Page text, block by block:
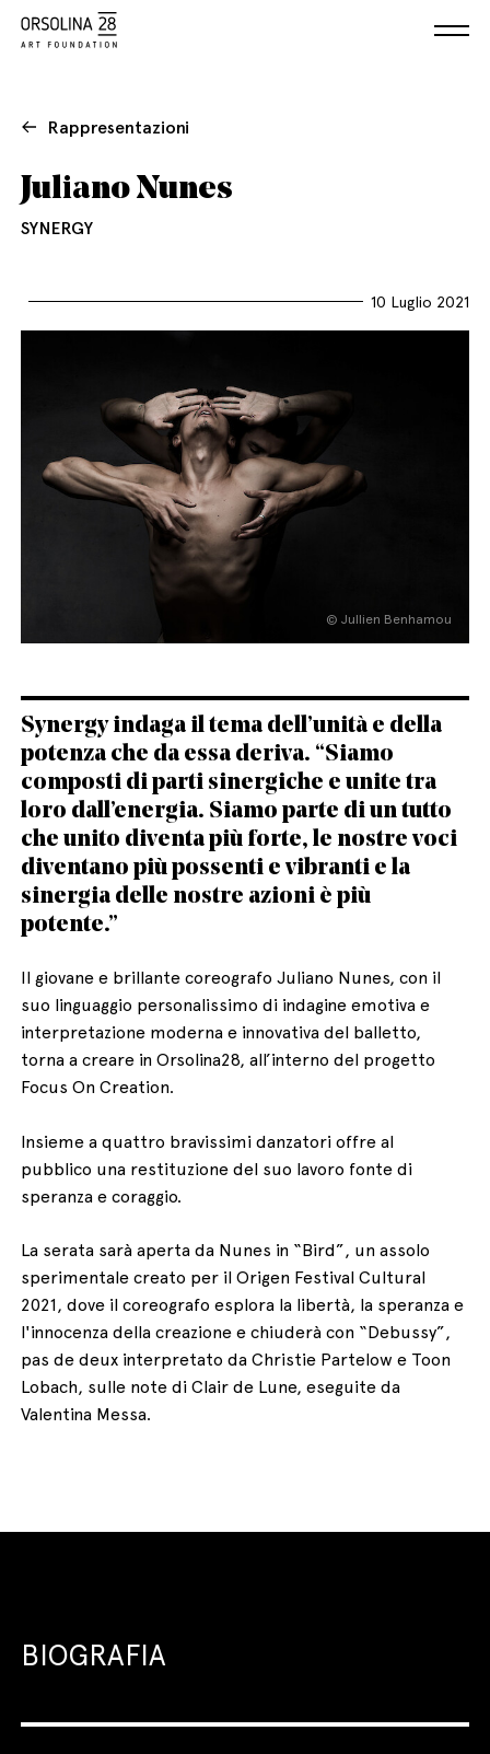
Rappresentazioni
Juliano Nunes
SYNERGY
10 Luglio 2021
© Jullien Benhamou
Synergy indaga il tema dell’unità e della
potenza che da essa deriva. “Siamo
composti di parti sinergiche e unite tra
loro dall’energia. Siamo parte di un tutto
che unito diventa più forte, le nostre voci
diventano più possenti e vibranti e la
sinergia delle nostre azioni è più
potente.”
Il giovane e brillante coreografo Juliano Nunes, con il
suo linguaggio personalissimo di indagine emotiva e
interpretazione moderna e innovativa del balletto,
torna a creare in Orsolina28, all’interno del progetto
Focus On Creation.
Insieme a quattro bravissimi danzatori offre al
pubblico una restituzione del suo lavoro fonte di
speranza e coraggio.
La serata sarà aperta da Nunes in “Bird”, un assolo
sperimentale creato per il Origen Festival Cultural
2021, dove il coreografo esplora la libertà, la speranza e
l'innocenza della creazione e chiuderà con “Debussy”,
pas de deux interpretato da Christie Partelow e Toon
Lobach, sulle note di Clair de Lune, eseguite da
Valentina Messa.
BIOGRAFIA